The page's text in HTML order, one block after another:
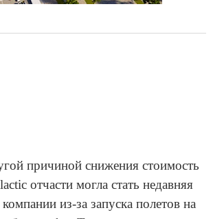
причиной снижения стоимость
отчасти могла стать недавняя
из-за запуска полетов на